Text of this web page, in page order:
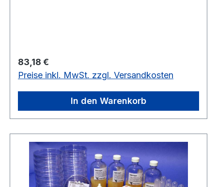
Einzelversuche. Inhalt: 2x 40 ml Zell-Lysepuffer
(10-fach konz.) 500 mg Proteasegemisch 5
15 Holzstäbchen ausführliche Versuchsanleitung
Regulärer Preis:
83,18 €
Preise inkl. MwSt. zzgl. Versandkosten
In den Warenkorb